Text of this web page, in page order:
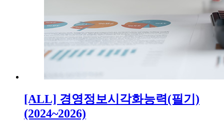
[ALL] 경영정보시각화능력(필기)
(2024~2026)